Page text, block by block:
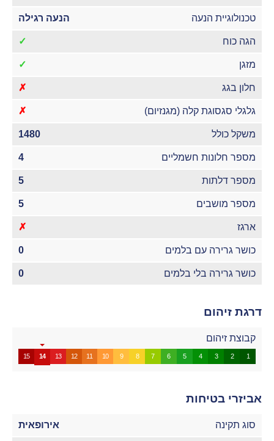
טכנולוגיית הנעה הנעה רגילה
הגה כוח ✓
מזגן ✓
חלון בגג ✗
גלגלי סגסוגת קלה (מגנזיום) ✗
משקל כולל 1480
מספר חלונות חשמליים 4
מספר דלתות 5
מספר מושבים 5
ארגז ✗
כושר גרירה עם בלמים 0
כושר גרירה בלי בלמים 0
דרגת זיהום
קבוצת זיהום
1
2
3
4
5
6
7
8
9
10
11
12
13
14
15
אביזרי בטיחות
סוג תקינה אירופאית